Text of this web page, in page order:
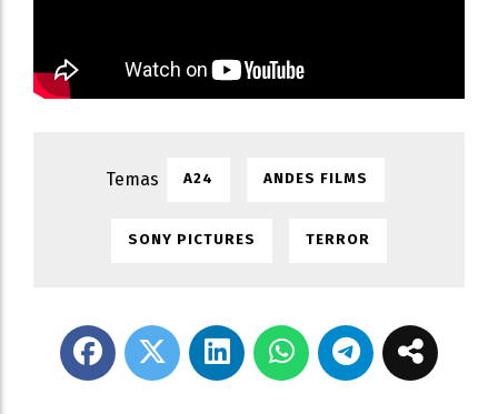
A24 ANDES FILMS
SONY PICTURES TERROR